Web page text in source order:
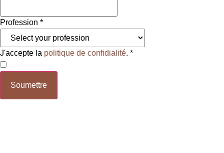
Profession *
J'accepte la politique de confidialité. *
Soumettre